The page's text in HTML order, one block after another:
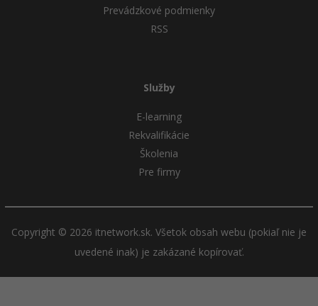
Prevádzkové podmienky
RSS
Služby
E-learning
Rekvalifikácie
Školenia
Pre firmy
Copyright © 2026 itnetwork.sk. Všetok obsah webu (pokiaľ nie je
uvedené inak) je zakázané kopírovať.